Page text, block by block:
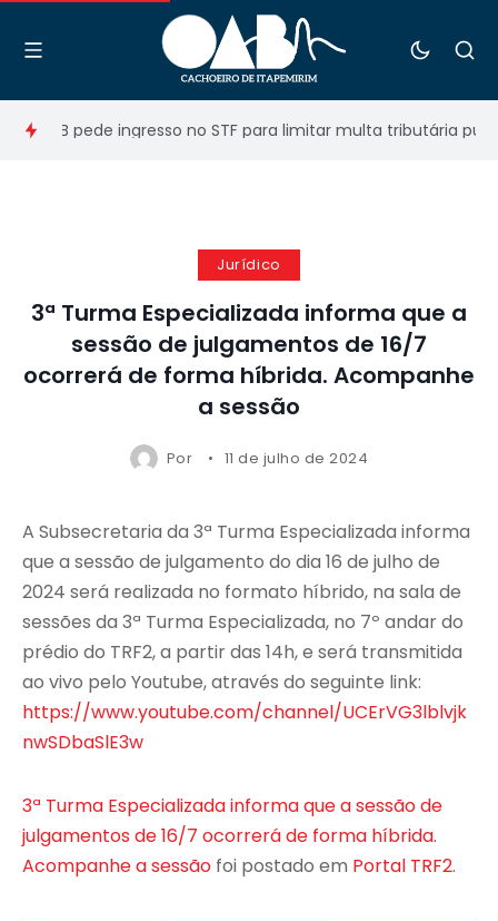
OAB pede ingresso no STF para limitar multa tributária
Jurídico
3ª Turma Especializada informa que a
sessão de julgamentos de 16/7
ocorrerá de forma híbrida. Acompanhe
a sessão
Por 11 de julho de 2024
A Subsecretaria da 3ª Turma Especializada informa
que a sessão de julgamento do dia 16 de julho de
2024 será realizada no formato híbrido, na sala de
sessões da 3ª Turma Especializada, no 7º andar do
prédio do TRF2, a partir das 14h, e será transmitida
ao vivo pelo Youtube, através do seguinte link:
https://www.youtube.com/channel/UCErVG3lblvjk
nwSDbaSlE3w
3ª Turma Especializada informa que a sessão de
julgamentos de 16/7 ocorrerá de forma híbrida.
Acompanhe a sessão foi postado em Portal TRF2.